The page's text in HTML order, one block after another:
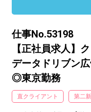
仕事No.53198
【正社員求人】
データドリブン
◎東京勤務
直クライアント 第二